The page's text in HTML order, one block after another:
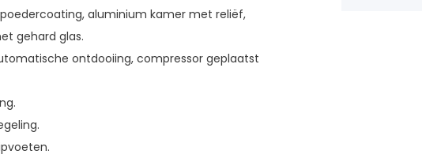
aluminium kamer met reliëf,
gehard glas.
ontdooiing, compressor geplaatst